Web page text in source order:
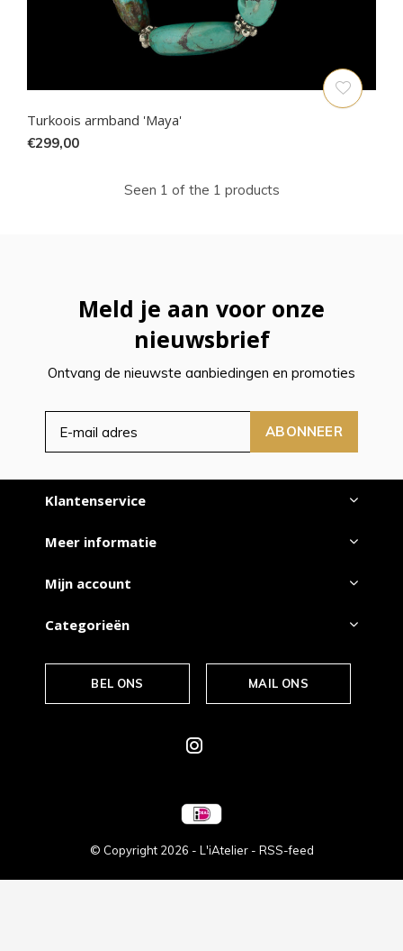
Turkoois armband 'Maya'
€299,00
Seen 1 of the 1 products
Meld je aan voor onze
nieuwsbrief
Ontvang de nieuwste aanbiedingen en promoties
ABONNEER
Klantenservice
Meer informatie
Mijn account
Categorieën
BEL ONS MAIL ONS
© Copyright 2026 - L'iAtelier - RSS-feed